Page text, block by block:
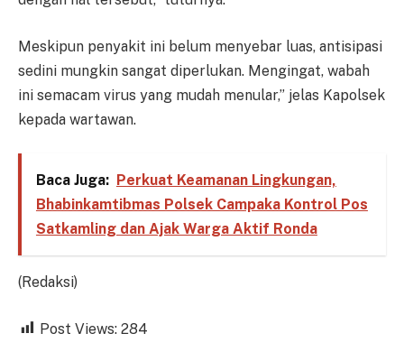
Meskipun penyakit ini belum menyebar luas, antisipasi
sedini mungkin sangat diperlukan. Mengingat, wabah
ini semacam virus yang mudah menular,” jelas Kapolsek
kepada wartawan.
Baca Juga: Perkuat Keamanan Lingkungan,
Bhabinkamtibmas Polsek Campaka Kontrol Pos
Satkamling dan Ajak Warga Aktif Ronda
(Redaksi)
Post Views: 284